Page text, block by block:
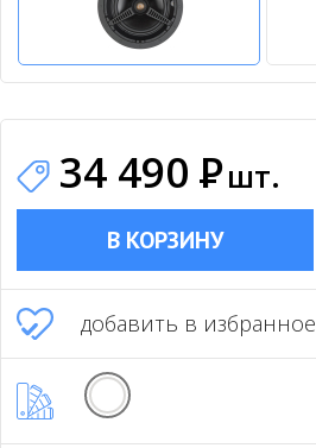
34 490 Ршт.
В КОРЗИНУ
добавить в избранное